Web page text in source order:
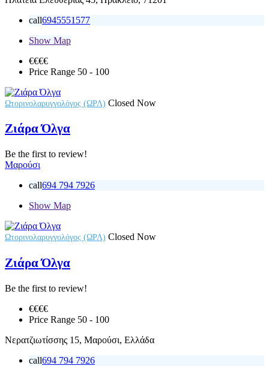
call6945551577
Show Map
€€€€
Price Range 50 - 100
Ωτορινολαρυγγολόγος (ΩΡΛ) Closed Now
Ζιάρα Όλγα
Be the first to review!
Μαρούσι
call694 794 7926
Show Map
Ωτορινολαρυγγολόγος (ΩΡΛ) Closed Now
Ζιάρα Όλγα
Be the first to review!
€€€€
Price Range 50 - 100
Νερατζιωτίσσης 15, Μαρούσι, Ελλάδα
call694 794 7926